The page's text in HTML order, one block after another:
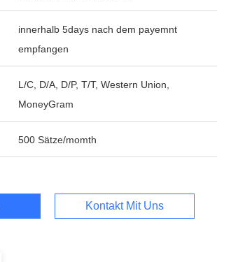
innerhalb 5days nach dem payemnt
empfangen
L/C, D/A, D/P, T/T, Western Union,
MoneyGram
500 Sätze/momth
Kontakt Mit Uns